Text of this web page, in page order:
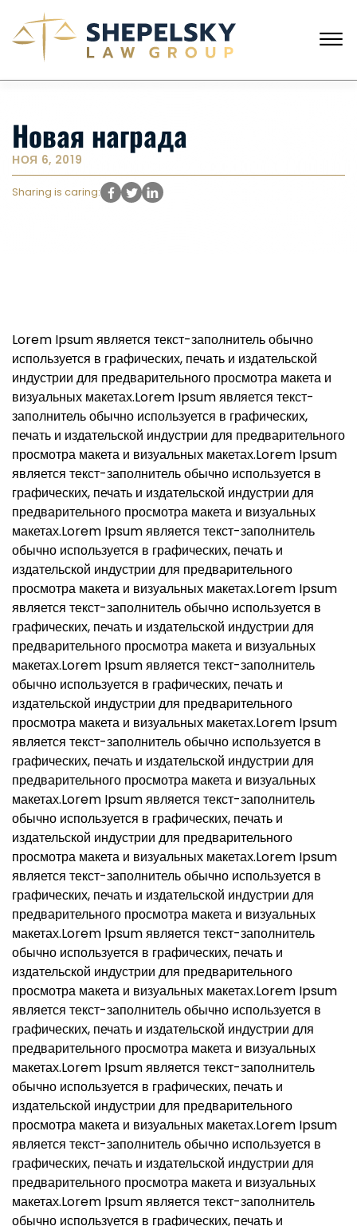
☰
АНГЛИЙСКИЙ
РУССКИЙ
ГЛАВНАЯ
НАША КОМАНДА
УСЛУГИ
ИСТОРИИ КЛИЕНТОВ
Новая награда
НОЯ 6, 2019
Sharing is caring:
Lorem Ipsum является текст-заполнитель обычно
используется в графических, печать и издательской
индустрии для предварительного просмотра макета и
визуальных макетах.Lorem Ipsum является текст-
заполнитель обычно используется в графических,
печать и издательской индустрии для предварительного
просмотра макета и визуальных макетах.Lorem Ipsum
является текст-заполнитель обычно используется в
графических, печать и издательской индустрии для
предварительного просмотра макета и визуальных
макетах.Lorem Ipsum является текст-заполнитель
обычно используется в графических, печать и
издательской индустрии для предварительного
просмотра макета и визуальных макетах.Lorem Ipsum
является текст-заполнитель обычно используется в
графических, печать и издательской индустрии для
предварительного просмотра макета и визуальных
макетах.Lorem Ipsum является текст-заполнитель
обычно используется в графических, печать и
издательской индустрии для предварительного
просмотра макета и визуальных макетах.Lorem Ipsum
является текст-заполнитель обычно используется в
графических, печать и издательской индустрии для
предварительного просмотра макета и визуальных
макетах.Lorem Ipsum является текст-заполнитель
обычно используется в графических, печать и
издательской индустрии для предварительного
просмотра макета и визуальных макетах.Lorem Ipsum
является текст-заполнитель обычно используется в
графических, печать и издательской индустрии для
предварительного просмотра макета и визуальных
макетах.Lorem Ipsum является текст-заполнитель
обычно используется в графических, печать и
издательской индустрии для предварительного
просмотра макета и визуальных макетах.Lorem Ipsum
является текст-заполнитель обычно используется в
графических, печать и издательской индустрии для
предварительного просмотра макета и визуальных
макетах.Lorem Ipsum является текст-заполнитель
обычно используется в графических, печать и
издательской индустрии для предварительного
просмотра макета и визуальных макетах.Lorem Ipsum
является текст-заполнитель обычно используется в
графических, печать и издательской индустрии для
предварительного просмотра макета и визуальных
макетах.Lorem Ipsum является текст-заполнитель
обычно используется в графических, печать и